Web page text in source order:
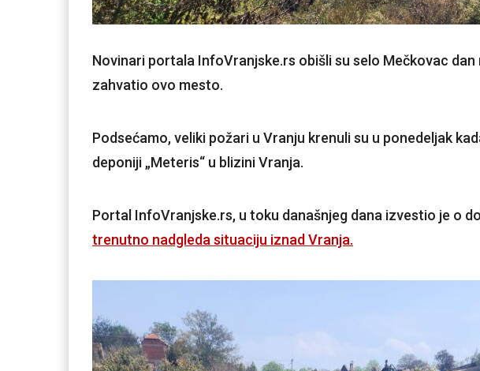
Novinari portala InfoVranjske.rs obišli su selo Mečkovac
zahvatio ovo mesto.
Podsećamo, veliki požari u Vranju krenuli su u ponedeljak
deponiji „Meteris“ u blizini Vranja.
Portal InfoVranjske.rs, u toku današnjeg dana izvestio je o
trenutno nadgleda situaciju iznad Vranja.